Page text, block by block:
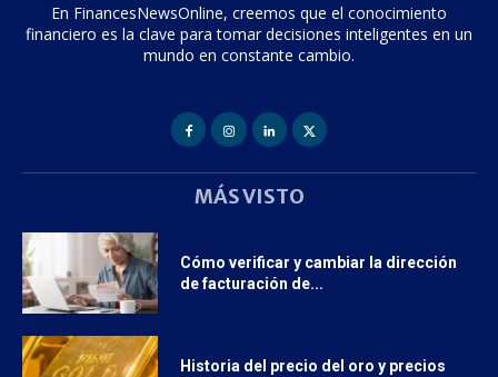
En FinancesNewsOnline, creemos que el conocimiento
financiero es la clave para tomar decisiones inteligentes en un
mundo en constante cambio.
MÁS VISTO
Cómo verificar y cambiar la dirección
de facturación de...
Historia del precio del oro y precios